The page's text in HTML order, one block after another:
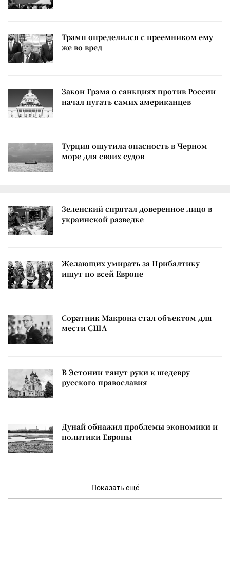
Трамп определился с преемником ему
же во вред
Закон Грэма о санкциях против России
начал пугать самих американцев
Турция ощутила опасность в Черном
море для своих судов
Зеленский спрятал доверенное лицо в
украинской разведке
Желающих умирать за Прибалтику
ищут по всей Европе
Соратник Макрона стал объектом для
мести США
В Эстонии тянут руки к шедевру
русского православия
Дунай обнажил проблемы экономики и
политики Европы
Показать ещё